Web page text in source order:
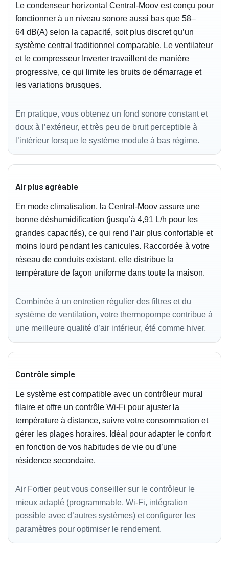
Le condenseur horizontal Central-Moov est conçu pour
fonctionner à un niveau sonore aussi bas que 58–
64 dB(A) selon la capacité, soit plus discret qu’un
système central traditionnel comparable. Le ventilateur
et le compresseur Inverter travaillent de manière
progressive, ce qui limite les bruits de démarrage et
les variations brusques.
En pratique, vous obtenez un fond sonore constant et
doux à l’extérieur, et très peu de bruit perceptible à
l’intérieur lorsque le système module à bas régime.
Air plus agréable
En mode climatisation, la Central-Moov assure une
bonne déshumidification (jusqu’à 4,91 L/h pour les
grandes capacités), ce qui rend l’air plus confortable et
moins lourd pendant les canicules. Raccordée à votre
réseau de conduits existant, elle distribue la
température de façon uniforme dans toute la maison.
Combinée à un entretien régulier des filtres et du
système de ventilation, votre thermopompe contribue à
une meilleure qualité d’air intérieur, été comme hiver.
Contrôle simple
Le système est compatible avec un contrôleur mural
filaire et offre un contrôle Wi‑Fi pour ajuster la
température à distance, suivre votre consommation et
gérer les plages horaires. Idéal pour adapter le confort
en fonction de vos habitudes de vie ou d’une
résidence secondaire.
Air Fortier peut vous conseiller sur le contrôleur le
mieux adapté (programmable, Wi‑Fi, intégration
possible avec d’autres systèmes) et configurer les
paramètres pour optimiser le rendement.